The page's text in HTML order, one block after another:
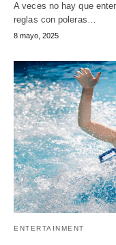
A veces no hay que
reglas con poleras…
8 mayo, 2025
ENTERTAINMENT